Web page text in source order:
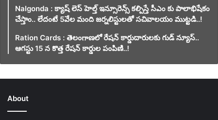
Nalgonda : క్యాష్ లెస్ హెల్త్ ఇన్సూరెన్స్ కల్పిస్తే సీఎం కు పాలాభిషేకం
చేస్తాం.. లేదంటే 5వేల మంది జర్నలిస్టులతో సచివాలయం ముట్టడి..!
Ration Cards : తెలంగాణలో రేషన్ కార్డుదారులకు గుడ్ న్యూస్..
ఆగస్టు 15 న కొత్త రేషన్ కార్డుల పంపిణి..!
About